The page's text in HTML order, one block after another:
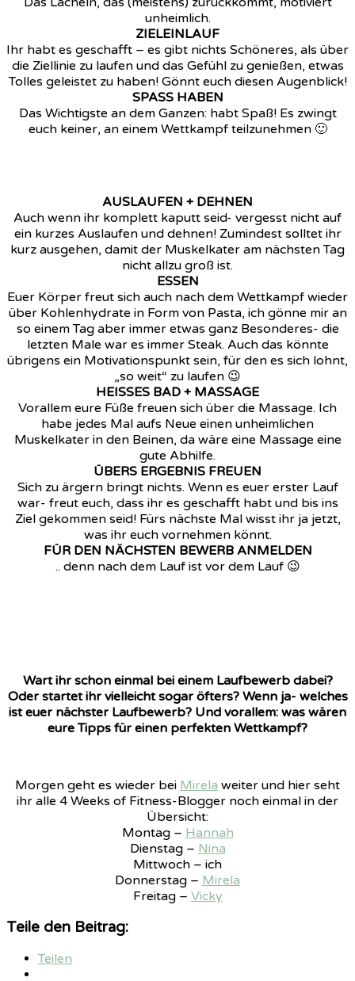
unheimlich.
ZIELEINLAUF
Ihr habt es geschafft – es gibt nichts Schöneres, als über
die Ziellinie zu laufen und das Gefühl zu genießen, etwas
Tolles geleistet zu haben! Gönnt euch diesen Augenblick!
SPASS HABEN
Das Wichtigste an dem Ganzen: habt Spaß! Es zwingt
euch keiner, an einem Wettkampf teilzunehmen 🙂
AUSLAUFEN + DEHNEN
Auch wenn ihr komplett kaputt seid- vergesst nicht auf
ein kurzes Auslaufen und dehnen! Zumindest solltet ihr
kurz ausgehen, damit der Muskelkater am nächsten Tag
nicht allzu groß ist.
ESSEN
Euer Körper freut sich auch nach dem Wettkampf wieder
über Kohlenhydrate in Form von Pasta, ich gönne mir an
so einem Tag aber immer etwas ganz Besonderes- die
letzten Male war es immer Steak. Auch das könnte
übrigens ein Motivationspunkt sein, für den es sich lohnt,
„so weit“ zu laufen 😉
HEISSES BAD + MASSAGE
Vorallem eure Füße freuen sich über die Massage. Ich
habe jedes Mal aufs Neue einen unheimlichen
Muskelkater in den Beinen, da wäre eine Massage eine
gute Abhilfe.
ÜBERS ERGEBNIS FREUEN
Sich zu ärgern bringt nichts. Wenn es euer erster Lauf
war- freut euch, dass ihr es geschafft habt und bis ins
Ziel gekommen seid! Fürs nächste Mal wisst ihr ja jetzt,
was ihr euch vornehmen könnt.
FÜR DEN NÄCHSTEN BEWERB ANMELDEN
.. denn nach dem Lauf ist vor dem Lauf 😉
Wart ihr schon einmal bei einem Laufbewerb dabei?
Oder startet ihr vielleicht sogar öfters? Wenn ja- welches
ist euer nächster Laufbewerb? Und vorallem: was wären
eure Tipps für einen perfekten Wettkampf?
Morgen geht es wieder bei Mirela weiter und hier seht
ihr alle 4 Weeks of Fitness-Blogger noch einmal in der
Übersicht:
Montag – Hannah
Dienstag – Nina
Mittwoch – ich
Donnerstag – Mirela
Freitag – Vicky
Teile den Beitrag:
Teilen